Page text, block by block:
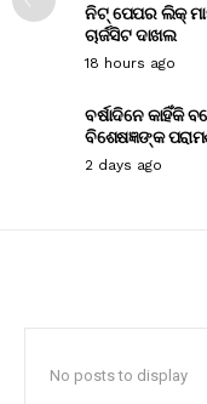
ନିଟ୍ ପେପର ଲିକ୍
ଚାର୍ଜସିଟ ଦାଖଲ
18 hours ago
ବର୍ଷାଦିନେ କାହିଁକି
ବିଶେଷଜ୍ଞଙ୍କ
2 days ago
No posts to display